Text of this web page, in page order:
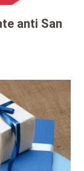
anti San